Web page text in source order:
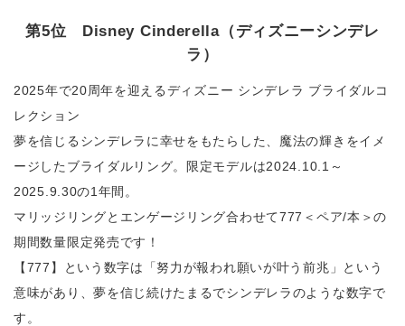
第5位 Disney Cinderella（ディズニーシンデレ
ラ）
2025年で20周年を迎えるディズニー シンデレラ ブライダルコ
レクション
夢を信じるシンデレラに幸せをもたらした、魔法の輝きをイメ
ージしたブライダルリング。限定モデルは2024.10.1～
2025.9.30の1年間。
マリッジリングとエンゲージリング合わせて777＜ペア/本＞の
期間数量限定発売です！
【777】という数字は「努力が報われ願いが叶う前兆」という
意味があり、夢を信じ続けたまるでシンデレラのような数字で
す。